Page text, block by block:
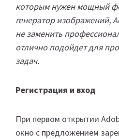
которым нужен мощный
генератор изображений,
не заменить
отлично подойдет для
задач.
Регистрация и вход
При первом открытии
окно с предложением